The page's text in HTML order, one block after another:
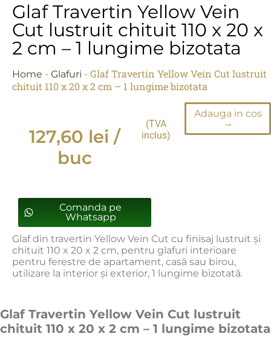
Glaf Travertin Yellow Vein
Cut lustruit chituit 110 x 20 x
2 cm – 1 lungime bizotata
Home - Glafuri - Glaf Travertin Yellow Vein Cut lustruit
chituit 110 x 20 x 2 cm – 1 lungime bizotata
127,60 lei /
buc
(TVA
inclus)
Adauga in cos
→
Comanda pe
Whatsapp
Glaf din travertin Yellow Vein Cut cu finisaj lustruit și
chituit 110 x 20 x 2 cm, pentru glafuri interioare
pentru ferestre de apartament, casă sau birou,
utilizare la interior și exterior, 1 lungime bizotată.
Glaf Travertin Yellow Vein Cut lustruit
chituit 110 x 20 x 2 cm – 1 lungime bizotata